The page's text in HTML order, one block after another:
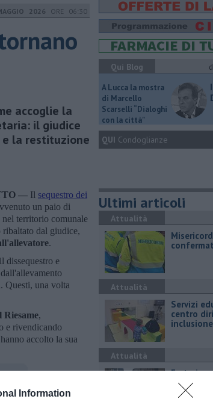
Information
2026 ORE 06:30
accoglie la
il giudice
la restituzione
— Il sequestro dei
un paio di
nel territorio comunale
ribaltato dal giudice,
.
dissequestro e
Questi, una volta
,
e rivendicando
accolto la sua
Qui Blog
A Lucca la mostra
di Marcello
Scarselli “Dialoghi
con la città"
QUI Condoglianze
Ultimi articoli
Attualità
Attualità
Servizi
centro
inclusione
Attualità
Furto in
in pieno